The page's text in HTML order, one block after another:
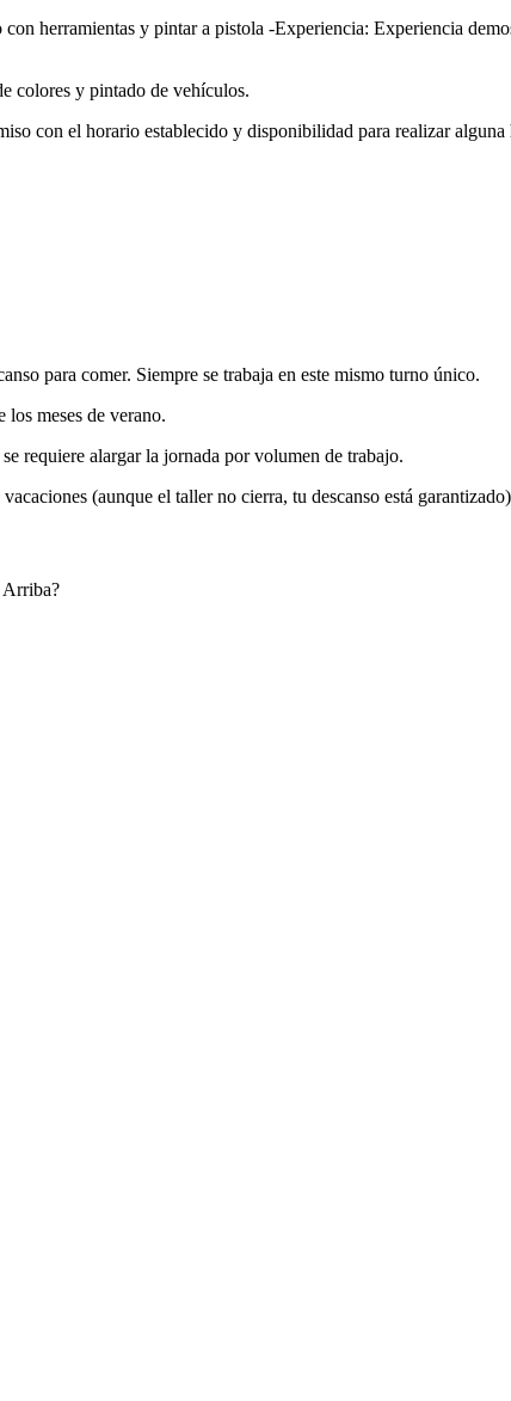
herramientas y pintar a pistola -Experiencia: Experiencia
colores y pintado de vehículos.
con el horario establecido y disponibilidad para realizar
para comer. Siempre se trabaja en este mismo turno único.
los meses de verano.
requiere alargar la jornada por volumen de trabajo.
(aunque el taller no cierra, tu descanso está
Arriba?